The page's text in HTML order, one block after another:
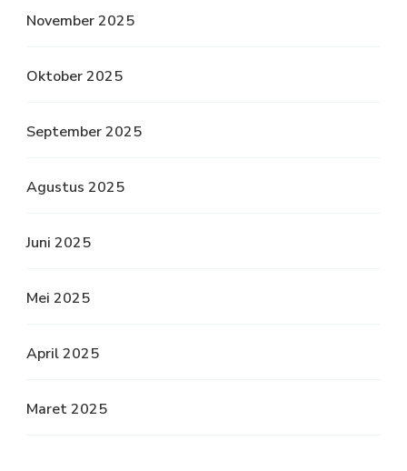
November 2025
Oktober 2025
September 2025
Agustus 2025
Juni 2025
Mei 2025
April 2025
Maret 2025